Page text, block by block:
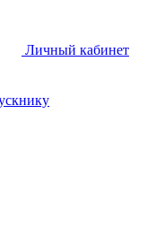
Личный кабинет